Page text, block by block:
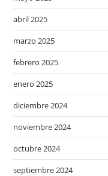
abril 2025
marzo 2025
febrero 2025
enero 2025
diciembre 2024
noviembre 2024
octubre 2024
septiembre 2024